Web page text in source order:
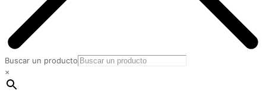
Buscar un producto
×